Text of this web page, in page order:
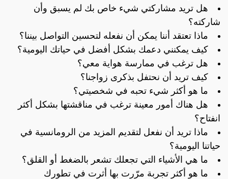
هل تريد مشاركتي شيء خاص بك لم يسبق وأن
شاركته؟
ماذا تعتقد أننا يمكن أن نفعله لتحسين التواصل بيننا؟
كيف يمكنني دعمك بشكل أفضل في حياتك اليومية؟
هل ترغب في ممارسة هواية معي؟
كيف تريد أن نحتفل بذكرى زواجنا؟
ما هو أكثر شيء تحبه في شخصيتي؟
هل هناك أمور معينة ترغب في مناقشتها بشكل أكثر
انفتاح؟
ماذا تريد أن نفعل لتقديم المزيد من الرومانسية في
حياتنا اليومية؟
ما هي الأشياء التي تجعلك تشعر بالضغط أو القلق؟
ما هو أكثر تجربة مرّرت بها أثرت في تطورك